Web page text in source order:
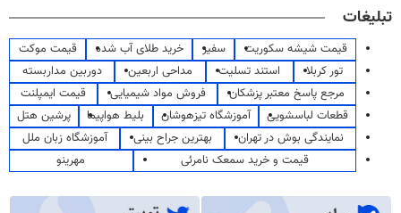
تبلیغات
قیمت شیشه سکوریت سفیر خرید طلای آب شده
قیمت موکت
تور کربلا
استند تسلیت مداحی اربعین
دوربین مداربسته
مرجع پاسخ معتبر پزشکان
فروش مواد شیمیایی
قیمت ایمپلنت
قطعات لباسشویی
آموزشگاه تیزهوشان بلیط هواپیما
پرشین هتل
نمایندگی بوش در تهران
بهترین جراح بینی
آموزشگاه زبان ملل
قیمت و خرید سمعک نامرئی
مهرینو